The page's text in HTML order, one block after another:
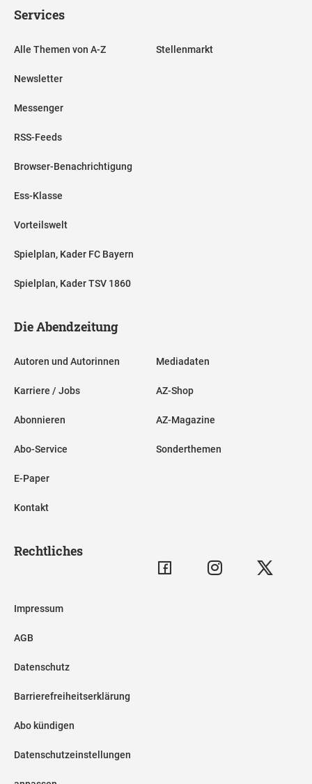
Services
Alle Themen von A-Z
Newsletter
Messenger
RSS-Feeds
Browser-Benachrichtigung
Ess-Klasse
Vorteilswelt
Spielplan, Kader FC Bayern
Spielplan, Kader TSV 1860
Stellenmarkt
Die Abendzeitung
Autoren und Autorinnen
Karriere / Jobs
Abonnieren
Abo-Service
E-Paper
Kontakt
Mediadaten
AZ-Shop
AZ-Magazine
Sonderthemen
Rechtliches
Impressum
AGB
Datenschutz
Barrierefreiheitserklärung
Abo kündigen
Datenschutzeinstellungen